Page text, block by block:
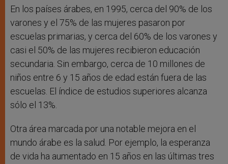
En los países árabes, en 1995, cerca del 90% de los
varones y el 75% de las mujeres pasaron por
escuelas primarias, y cerca del 60% de los varones y
casi el 50% de las mujeres recibieron educación
secundaria. Sin embargo, cerca de 10 millones de
niños entre 6 y 15 años de edad están fuera de las
escuelas. El índice de estudios superiores alcanza
sólo el 13%.
Otra área marcada por una notable mejora en el
mundo árabe es la salud. Por ejemplo, la esperanza
de vida ha aumentado en 15 años en las últimas tres